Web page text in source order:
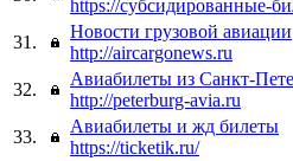
https://субсидированные-
31.
Новости грузовой авиации
http://aircargonews.ru
32.
Авиабилеты из Санкт-
http://peterburg-avia.ru
33.
Авиабилеты и жд билеты
https://ticketik.ru/